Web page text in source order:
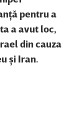
pentru a
a avut loc,
din cauza
şi Iran.